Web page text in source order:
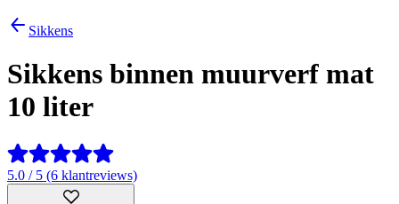
Sikkens
Sikkens binnen muurverf mat
10 liter
5.0 / 5 (6 klantreviews)